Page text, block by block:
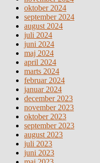
oktober 2024
september 2024
august 2024
juli 2024
juni 2024
maj 2024
april 2024
marts 2024
februar 2024
januar 2024
december 2023
november 2023
oktober 2023
september 2023
august 2023
juli 2023
juni 2023